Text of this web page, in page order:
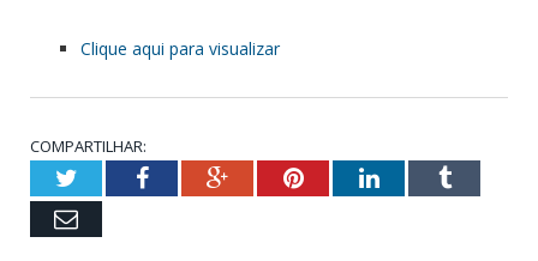
Clique aqui para visualizar
COMPARTILHAR:
TwitterFacebookGoogle+PinterestLinkedInTumblr
Email